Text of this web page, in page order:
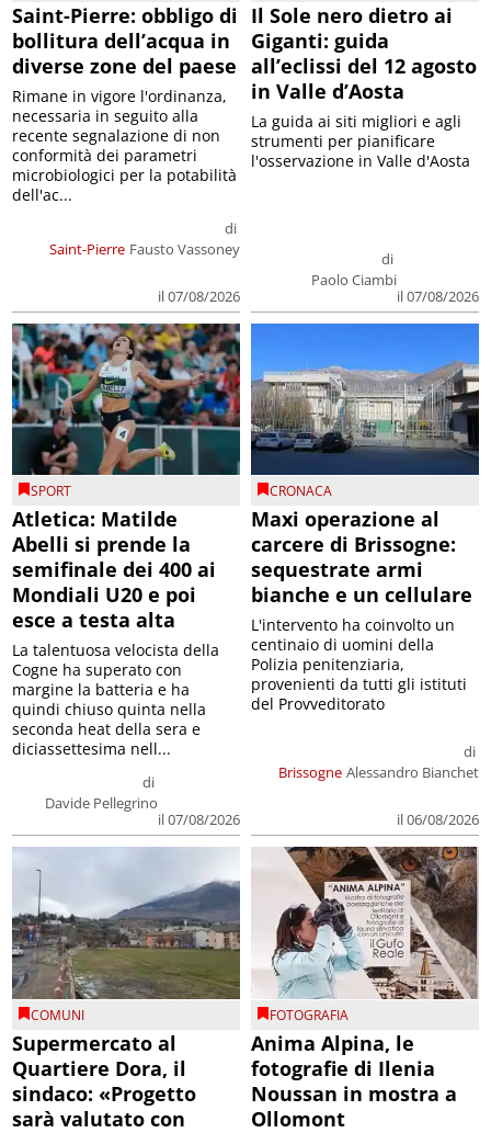
Saint-Pierre: obbligo di
bollitura dell’acqua in
diverse zone del paese
Saint-Pierre
di
Fausto Vassoney
il 07/08/2026
Rimane in vigore l'ordinanza,
necessaria in seguito alla
recente segnalazione di non
conformità dei parametri
microbiologici per la potabilità
dell'ac...
Il Sole nero dietro ai
Giganti: guida
all’eclissi del 12 agosto
in Valle d’Aosta
di
Paolo Ciambi
il 07/08/2026
La guida ai siti migliori e agli
strumenti per pianificare
l'osservazione in Valle d'Aosta
SPORT
Atletica: Matilde
Abelli si prende la
semifinale dei 400 ai
Mondiali U20 e poi
esce a testa alta
di
Davide Pellegrino
il 07/08/2026
La talentuosa velocista della
Cogne ha superato con
margine la batteria e ha
quindi chiuso quinta nella
seconda heat della sera e
diciassettesima nell...
CRONACA
Maxi operazione al
carcere di Brissogne:
sequestrate armi
bianche e un cellulare
Brissogne
di
Alessandro Bianchet
il 06/08/2026
L'intervento ha coinvolto un
centinaio di uomini della
Polizia penitenziaria,
provenienti da tutti gli istituti
del Provveditorato
COMUNI
Supermercato al
Quartiere Dora, il
sindaco: «Progetto
sarà valutato con
FOTOGRAFIA
Anima Alpina, le
fotografie di Ilenia
Noussan in mostra a
Ollomont